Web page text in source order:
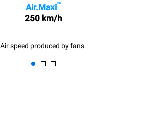
Air.Maxi™
250 km/h
Air speed produced by fans.